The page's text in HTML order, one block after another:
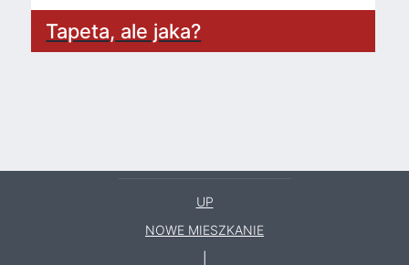
Tapeta, ale jaka?
UP
NOWE MIESZKANIE